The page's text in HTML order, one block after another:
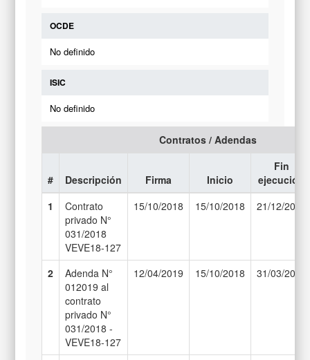
OCDE
No definido
ISIC
No definido
Contratos / Adendas
# Descripción Firma Inicio
Fin
ejecución
1
Contrato
privado N°
031/2018
VEVE18-127
15/10/2018 15/10/2018 21/12/2018
2
Adenda N°
012019 al
contrato
privado N°
031/2018 -
VEVE18-127
12/04/2019 15/10/2018 31/03/2019